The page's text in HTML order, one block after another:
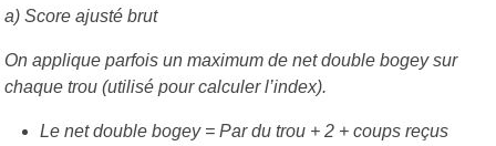
a) Score ajusté brut
On applique parfois un maximum de net double bogey sur
chaque trou (utilisé pour calculer l’index).
Le net double bogey = Par du trou + 2 + coups reçus